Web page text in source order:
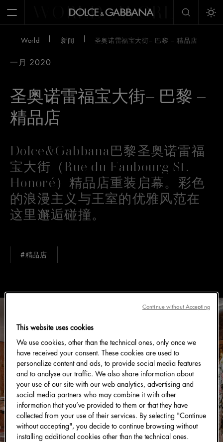
Open MenuWORLD WORLD
World 新闻 圣奥诺雷福宝大街– 巴黎 – 精品店
一月 2020
圣奥诺雷福宝大街– 巴黎 –
精品店
Dolce&Gabbana巴黎圣奥诺雷福
宝大街（Rue du Faubourg St.
Honoré）精品店重装启幕。彩色
的浪漫主义与王室的优雅风范在
这里邂逅碰撞。
#精品店
This website uses cookies
We use cookies, other than the technical ones, only once we
have received your consent. These cookies are used to
personalize content and ads, to provide social media features
and to analyse our traffic. We also share information about
your use of our site with our web analytics, advertising and
social media partners who may combine it with other
information that you’ve provided to them or that they have
collected from your use of their services. By selecting "Continue
without accepting", you decide to continue browsing without
installing additional cookies other than the technical ones.
Continue without Accepting